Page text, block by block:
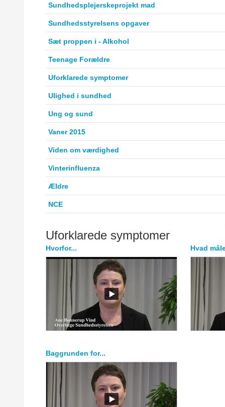
Sundhedsplejerskeprojekt mad
Sundhedsstyrelsens opgaver
Sæt proppen i - Alkohol
Teenage Forældre
Uforklarede symptomer
Ulighed i sundhed
Ung og sund
Vaner 2015
Viden om værdighed
Vinterinfluenza
Ældre
NCE
Uforklarede symptomer
Hvorfor... Hvad
Baggrunden for...